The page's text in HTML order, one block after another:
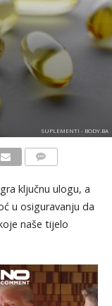
SUPLEMENTI - BODY.BA
ključnu ulogu, a
u osiguravanju da
naše tijelo